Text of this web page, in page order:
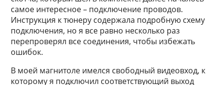
самое интересное – подключение проводов.
Инструкция к тюнеру содержала подробную схему
подключения, но я все равно несколько раз
перепроверял все соединения, чтобы избежать
ошибок.
В моей магнитоле имелся свободный видеовход, к
которому я подключил соответствующий выход